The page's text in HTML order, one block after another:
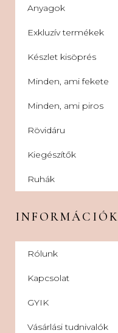
Anyagok
Exkluzív termékek
Készlet kisöprés
Minden, ami fekete
Minden, ami piros
Rövidáru
Kiegészítők
Ruhák
INFORMÁCIÓK
Rólunk
Kapcsolat
GYIK
Vásárlási tudnivalók